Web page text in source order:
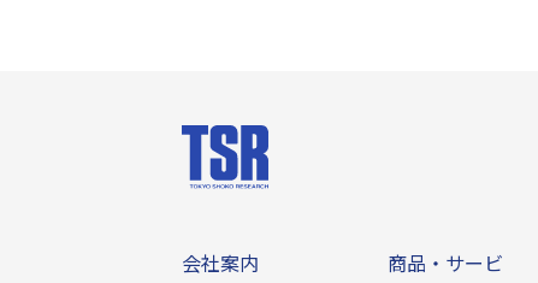
会社案内
商品・サービ